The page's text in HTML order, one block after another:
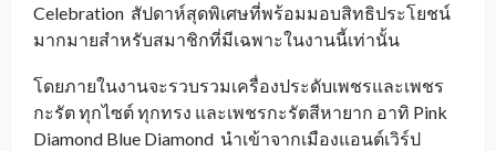
Celebration สัปดาห์สุดพิเศษที่พร้อมมอบสิทธิประโยชน์
มากมายสำหรับสมาชิกที่มีเฉพาะในงานนี้เท่านั้น
โดยภายในงานจะรวบรวมเครื่องประดับเพชรและเพชร
กะรัต ทุกไซต์ ทุกทรง และเพชรกะรัตสีหายาก อาทิ Pink
Diamond Blue Diamond นำเข้าจากเมืองแอนต์เวิร์ป